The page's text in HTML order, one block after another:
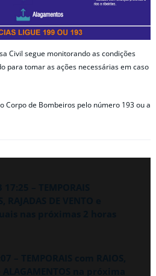
Civil segue monitorando as condições
para tomar as ações necessárias em caso
Corpo de Bombeiros pelo número 193 ou a